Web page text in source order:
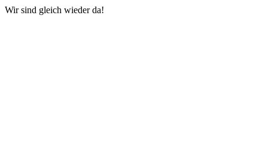
Wir sind gleich wieder da!